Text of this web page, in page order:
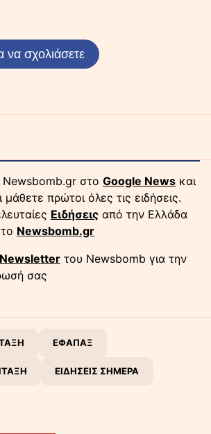
να σχολιάσετε
στο Google News και
μάθετε πρώτοι όλες τις ειδήσεις.
Ειδήσεις από την Ελλάδα
Newsbomb.gr
Newsletter του Newsbomb για την
σας
ΕΦΑΠΑΞ
ΕΙΔΗΣΕΙΣ ΣΗΜΕΡΑ